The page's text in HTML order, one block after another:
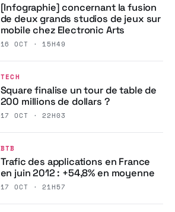
[Infographie] concernant la fusion
de deux grands studios de jeux sur
mobile chez Electronic Arts
16 OCT · 15H49
TECH
Square finalise un tour de table de
200 millions de dollars ?
17 OCT · 22H03
BTB
Trafic des applications en France
en juin 2012 : +54,8% en moyenne
17 OCT · 21H57